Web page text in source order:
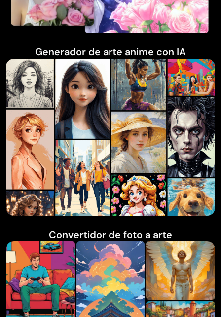
Generador de arte anime con IA
Convertidor de foto a arte